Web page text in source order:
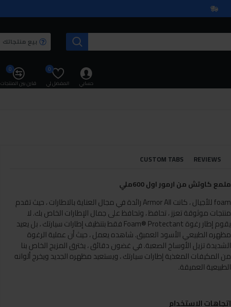
بيع منتجاتك
حسابي المفضل لي
0
قارن بين المنتجات
0
REVIEWS
CUSTOM TABS
ملمع كاوتش من ارمور اول 600ملي
foam للأجيال ، كانت Armor All رائدة في مجال العناية بالاطارات ، حيث تقدم
منتجات موثوقة تعزز ، تحافظ ، وتحافظ على جمال الإطارات الخاص بك. لا
يقوم إطار رغوة Foam® Protectant فقط بتنظيف إطارات سيارتك ، بل يعيد
مظهره الطبيعي الأسود العميق. شاهده يعمل ، حيث أن عملية الرغوة
الشديدة تزيل الأوساخ الصعبة. في غضون دقائق ، يخترق المزيج الخاص بنا
من المكيفات المغذية إطارات سيارتك ، ويستعيد مظهره الجديد ويخرج ألوانه
الطبيعية العميقة.
اتجاهات الاستخدام